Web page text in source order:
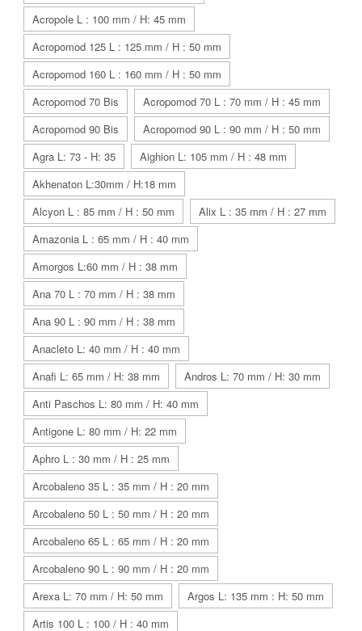
Acropole L : 100 mm / H: 45 mm
Acropomod 125 L : 125 mm / H : 50 mm
Acropomod 160 L : 160 mm / H : 50 mm
Acropomod 70 Bis
Acropomod 70 L : 70 mm / H : 45 mm
Acropomod 90 Bis
Acropomod 90 L : 90 mm / H : 50 mm
Agra L: 73 - H: 35
Aighion L: 105 mm / H : 48 mm
Akhenaton L:30mm / H:18 mm
Alcyon L : 85 mm / H : 50 mm
Alix L : 35 mm / H : 27 mm
Amazonia L : 65 mm / H : 40 mm
Amorgos L:60 mm / H : 38 mm
Ana 70 L : 70 mm / H : 38 mm
Ana 90 L : 90 mm / H : 38 mm
Anacleto L: 40 mm / H : 40 mm
Anafi L: 65 mm / H: 38 mm
Andros L: 70 mm / H: 30 mm
Anti Paschos L: 80 mm / H: 40 mm
Antigone L: 80 mm / H: 22 mm
Aphro L : 30 mm / H : 25 mm
Arcobaleno 35 L : 35 mm / H : 20 mm
Arcobaleno 50 L : 50 mm / H : 20 mm
Arcobaleno 65 L : 65 mm / H : 20 mm
Arcobaleno 90 L : 90 mm / H : 20 mm
Arexa L: 70 mm / H: 50 mm
Argos L: 135 mm : H: 50 mm
Artis 100 L : 100 / H : 40 mm